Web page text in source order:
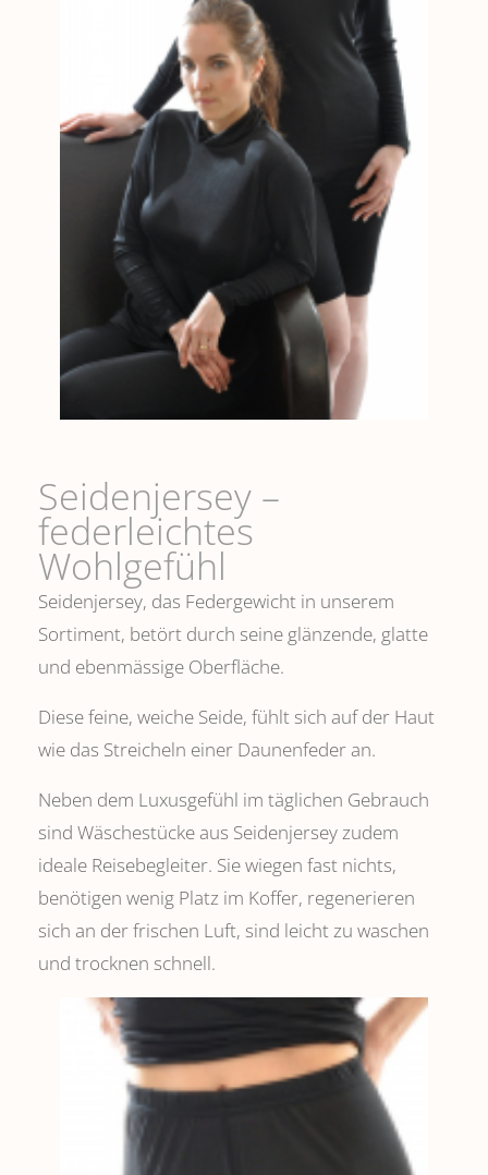
Seidenjersey –
federleichtes
Wohlgefühl
Seidenjersey, das Federgewicht in unserem
Sortiment, betört durch seine glänzende, glatte
und ebenmässige Oberfläche.
Diese feine, weiche Seide, fühlt sich auf der Haut
wie das Streicheln einer Daunenfeder an.
Neben dem Luxusgefühl im täglichen Gebrauch
sind Wäschestücke aus Seidenjersey zudem
ideale Reisebegleiter. Sie wiegen fast nichts,
benötigen wenig Platz im Koffer, regenerieren
sich an der frischen Luft, sind leicht zu waschen
und trocknen schnell.